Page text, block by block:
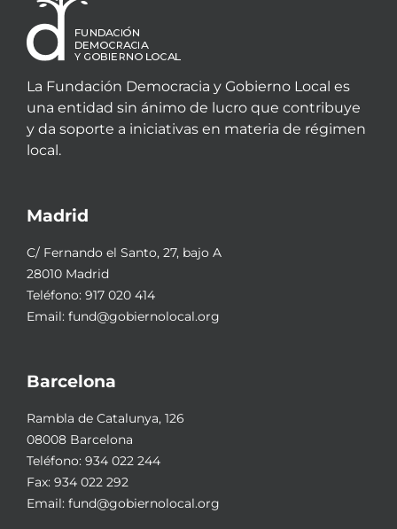
La Fundación Democracia y Gobierno Local es
una entidad sin ánimo de lucro que contribuye
y da soporte a iniciativas en materia de régimen
local.
Madrid
C/ Fernando el Santo, 27, bajo A
28010 Madrid
Teléfono: 917 020 414
Email: fund@gobiernolocal.org
Barcelona
Rambla de Catalunya, 126
08008 Barcelona
Teléfono: 934 022 244
Fax: 934 022 292
Email: fund@gobiernolocal.org